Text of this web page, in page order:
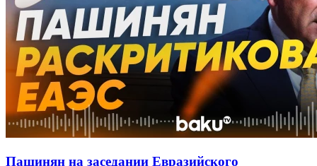
Пашинян на заседании Евразийского